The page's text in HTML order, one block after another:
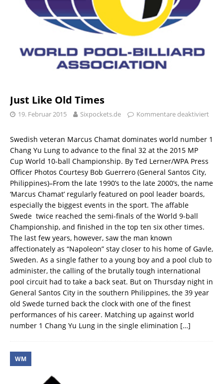
Just Like Old Times
19. Februar 2015 Sixpockets.de Kommentare deaktiviert
Swedish veteran Marcus Chamat dominates world number 1
Chang Yu Lung to advance to the final 32 at the 2015 MP
Cup World 10-ball Championship. By Ted Lerner/WPA Press
Officer Photos Courtesy Bob Guerrero (General Santos City,
Philippines)–From the late 1990’s to the late 2000’s, the name
‘Marcus Chamat’ regularly featured on pool leader boards,
especially the biggest events in the sport. The affable
Swede twice reached the semi-finals of the World 9-ball
Championship, and finished in the top ten six other times.
The last few years, however, saw the man known
affectionately as “Napoleon” stay closer to his home of Gavle,
Sweden. As a single father to a young boy and a pool club to
administer, the calling of the brutally tough international
pool circuit had to take a back seat. But on Thursday night in
General Santos City in the southern Philippines, the 39 year
old Swede turned back the clock with one of the finest
performances of his career. Matching up against world
number 1 Chang Yu Lung in the single elimination […]
WM